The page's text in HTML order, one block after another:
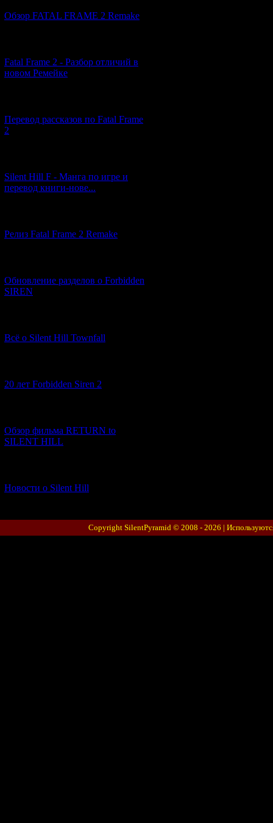
Обзор FATAL FRAME 2 Remake
Fatal Frame 2 - Разбор отличий в
новом Ремейке
Перевод рассказов по Fatal Frame
2
Silent Hill F - Манга по игре и
перевод книги-нове...
Релиз Fatal Frame 2 Remake
Обновление разделов о Forbidden
SIREN
Всё о Silent Hill Townfall
20 лет Forbidden Siren 2
Обзор фильма RETURN to
SILENT HILL
Новости о Silent Hill
Copyright SilentPyramid © 2008 - 2026 |